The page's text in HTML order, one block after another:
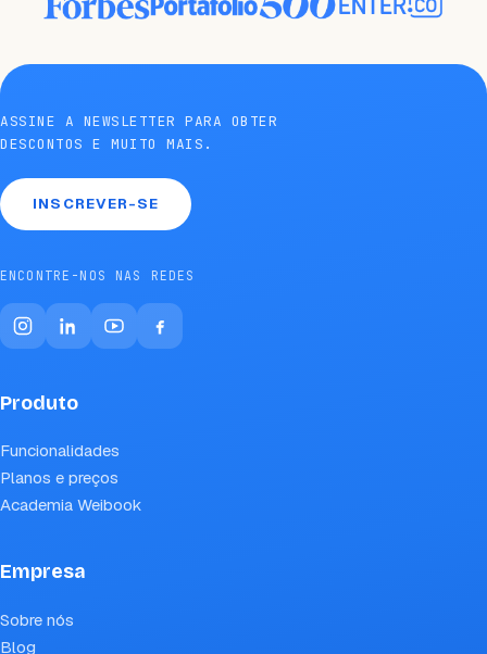
ASSINE A NEWSLETTER PARA OBTER
DESCONTOS E MUITO MAIS.
INSCREVER-SE
ENCONTRE-NOS NAS REDES
Produto
Funcionalidades
Planos e preços
Academia Weibook
Empresa
Sobre nós
Blog